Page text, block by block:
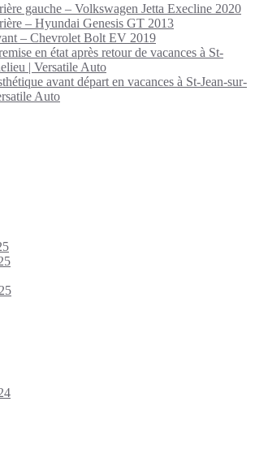
gauche – Volkswagen Jetta Execline 2020
– Hyundai Genesis GT 2013
– Chevrolet Bolt EV 2019
en état après retour de vacances à St-
| Versatile Auto
avant départ en vacances à St-Jean-sur-
Auto